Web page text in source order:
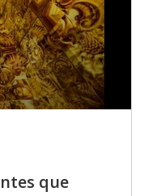
que